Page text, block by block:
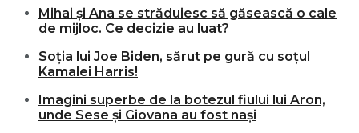
Mihai și Ana se străduiesc să găsească o cale
de mijloc. Ce decizie au luat?
Soția lui Joe Biden, sărut pe gură cu soțul
Kamalei Harris!
Imagini superbe de la botezul fiului lui Aron,
unde Sese și Giovana au fost nași